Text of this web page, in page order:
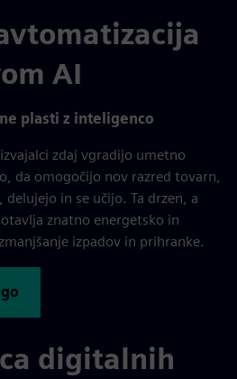
AI
plasti z inteligenco
zdaj vgradijo umetno
da omogočijo nov razred tovarn,
in se učijo. Ta drzen, a
znatno energetsko in
izpadov in prihranke.
digitalnih